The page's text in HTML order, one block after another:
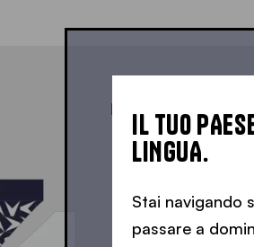
I NOSTRI PUNTI
IL TUO
LINGUA.
Stai navigando
passare a